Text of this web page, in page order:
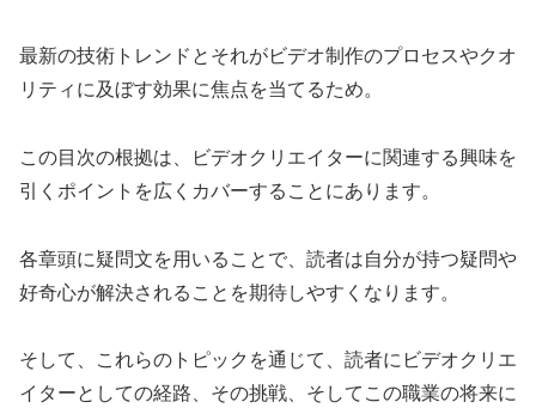
最新の技術トレンドとそれがビデオ制作のプロセスやクオ
リティに及ぼす効果に焦点を当てるため。
この目次の根拠は、ビデオクリエイターに関連する興味を
引くポイントを広くカバーすることにあります。
各章頭に疑問文を用いることで、読者は自分が持つ疑問や
好奇心が解決されることを期待しやすくなります。
そして、これらのトピックを通じて、読者にビデオクリエ
イターとしての経路、その挑戦、そしてこの職業の将来に